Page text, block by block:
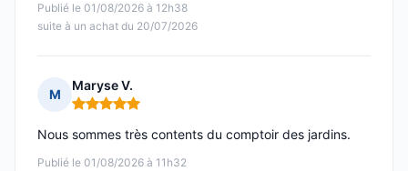
Publié le 01/08/2026 à 12h38
suite à un achat du 20/07/2026
M
Maryse V.
Note : 5 sur 5
Publié le 01/08/2026 à 11h32
Nous sommes très contents du comptoir des jardins.